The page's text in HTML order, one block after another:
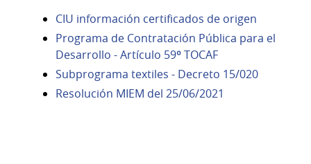
CIU información certificados de origen
Programa de Contratación Pública para el
Desarrollo - Artículo 59º TOCAF
Subprograma textiles - Decreto 15/020
Resolución MIEM del 25/06/2021